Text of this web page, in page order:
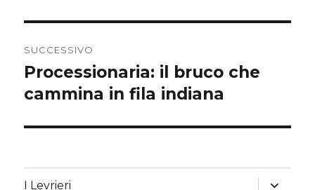
SUCCESSIVO
Articolo
successivo:
Processionaria: il bruco che
cammina in fila indiana
I Levrieri
apri